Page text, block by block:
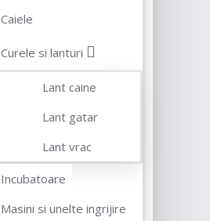
Caiele
Curele si lanturi
Lant caine
Lant gatar
Lant vrac
Incubatoare
Masini si unelte ingrijire